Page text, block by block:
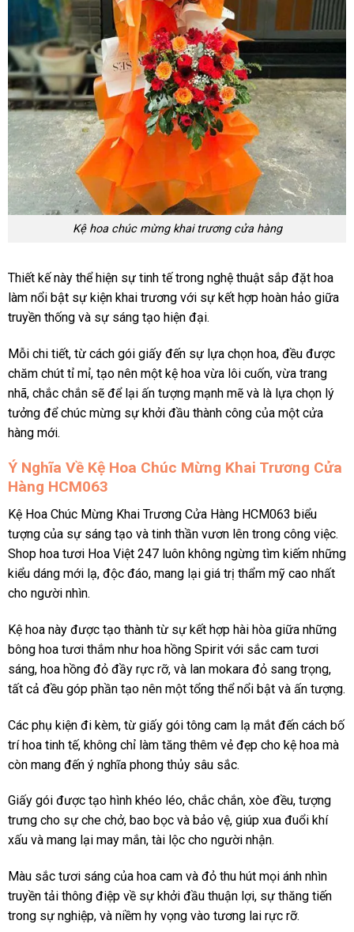
Kệ hoa chúc mừng khai trương cửa hàng
Thiết kế này thể hiện sự tinh tế trong nghệ thuật sắp đặt hoa
làm nổi bật sự kiện khai trương với sự kết hợp hoàn hảo giữa
truyền thống và sự sáng tạo hiện đại.
Mỗi chi tiết, từ cách gói giấy đến sự lựa chọn hoa, đều được
chăm chút tỉ mỉ, tạo nên một kệ hoa vừa lôi cuốn, vừa trang
nhã, chắc chắn sẽ để lại ấn tượng mạnh mẽ và là lựa chọn lý
tưởng để chúc mừng sự khởi đầu thành công của một cửa
hàng mới.
Ý Nghĩa Về Kệ Hoa Chúc Mừng Khai Trương Cửa
Hàng HCM063
Kệ Hoa Chúc Mừng Khai Trương Cửa Hàng HCM063 biểu
tượng của sự sáng tạo và tinh thần vươn lên trong công việc.
Shop hoa tươi Hoa Việt 247 luôn không ngừng tìm kiếm những
kiểu dáng mới lạ, độc đáo, mang lại giá trị thẩm mỹ cao nhất
cho người nhìn.
Kệ hoa này được tạo thành từ sự kết hợp hài hòa giữa những
bông hoa tươi thắm như hoa hồng Spirit với sắc cam tươi
sáng, hoa hồng đỏ đầy rực rỡ, và lan mokara đỏ sang trọng,
tất cả đều góp phần tạo nên một tổng thể nổi bật và ấn tượng.
Các phụ kiện đi kèm, từ giấy gói tông cam lạ mắt đến cách bố
trí hoa tinh tế, không chỉ làm tăng thêm vẻ đẹp cho kệ hoa mà
còn mang đến ý nghĩa phong thủy sâu sắc.
Giấy gói được tạo hình khéo léo, chắc chắn, xòe đều, tượng
trưng cho sự che chở, bao bọc và bảo vệ, giúp xua đuổi khí
xấu và mang lại may mắn, tài lộc cho người nhận.
Màu sắc tươi sáng của hoa cam và đỏ thu hút mọi ánh nhìn
truyền tải thông điệp về sự khởi đầu thuận lợi, sự thăng tiến
trong sự nghiệp, và niềm hy vọng vào tương lai rực rỡ.